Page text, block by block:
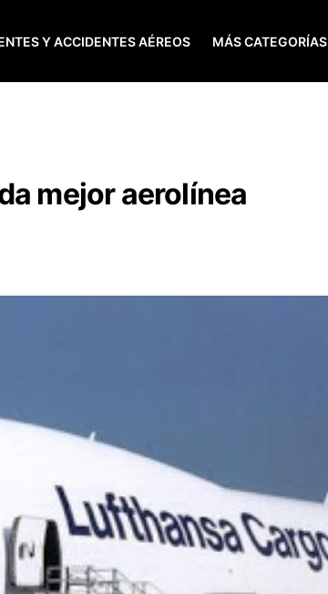
Y ACCIDENTES AÉREOS MÁS CATEGORÍAS
mejor aerolínea